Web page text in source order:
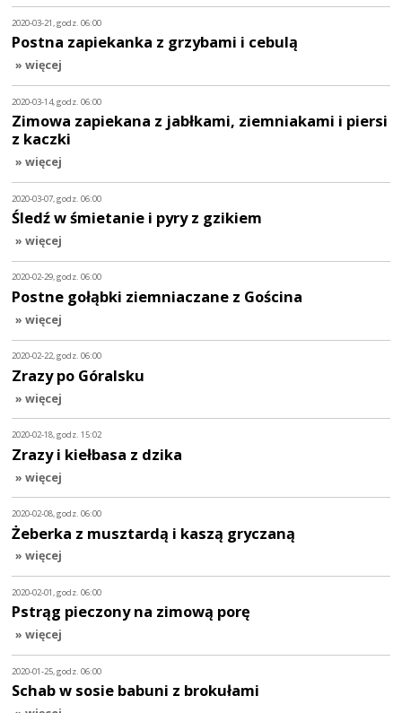
2020-03-21, godz. 06:00
Postna zapiekanka z grzybami i cebulą
» więcej
2020-03-14, godz. 06:00
Zimowa zapiekana z jabłkami, ziemniakami i piersi
z kaczki
» więcej
2020-03-07, godz. 06:00
Śledź w śmietanie i pyry z gzikiem
» więcej
2020-02-29, godz. 06:00
Postne gołąbki ziemniaczane z Gościna
» więcej
2020-02-22, godz. 06:00
Zrazy po Góralsku
» więcej
2020-02-18, godz. 15:02
Zrazy i kiełbasa z dzika
» więcej
2020-02-08, godz. 06:00
Żeberka z musztardą i kaszą gryczaną
» więcej
2020-02-01, godz. 06:00
Pstrąg pieczony na zimową porę
» więcej
2020-01-25, godz. 06:00
Schab w sosie babuni z brokułami